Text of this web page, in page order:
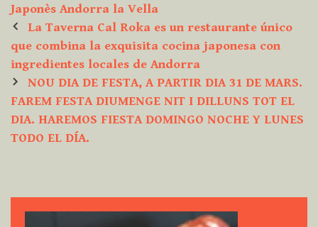
Japonès Andorra la Vella
Post
navigation
La Taverna Cal Roka es un restaurante único
que combina la exquisita cocina japonesa con
ingredientes locales de Andorra
NOU DIA DE FESTA, A PARTIR DIA 31 DE MARS.
FAREM FESTA DIUMENGE NIT I DILLUNS TOT EL
DIA. HAREMOS FIESTA DOMINGO NOCHE Y LUNES
TODO EL DÍA.